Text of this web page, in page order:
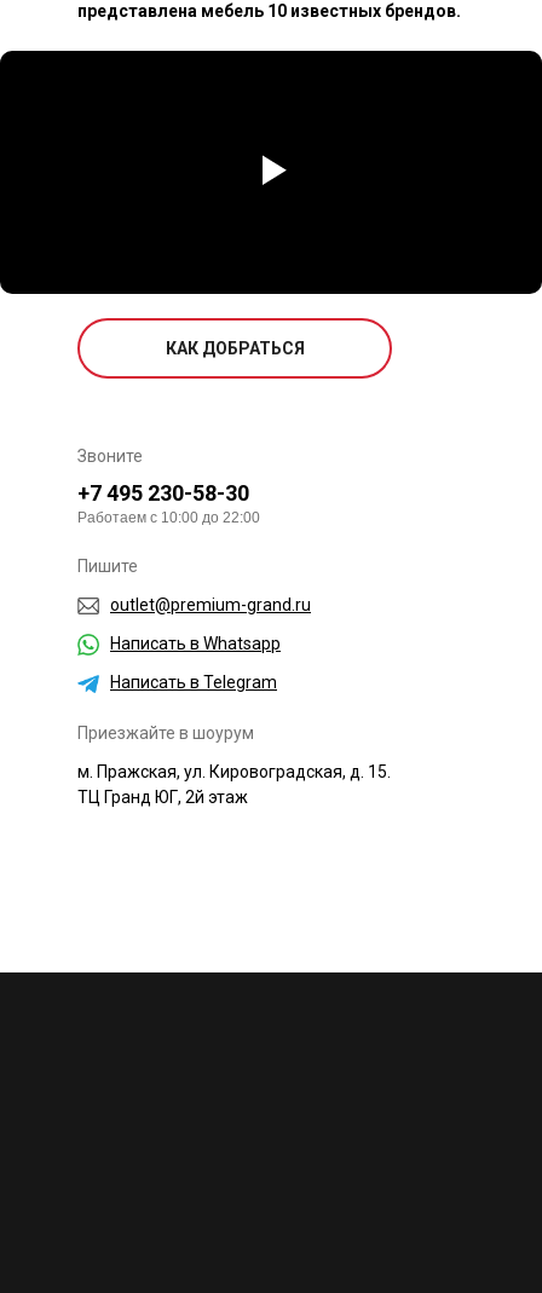
представлена мебель 10 известных брендов.
КАК ДОБРАТЬСЯ
outlet@premium-grand.ru
Написать в Whatsapp
Написать в Telegram
+7 495 230-58-30
Работаем с 10:00 до 22:00
м. Пражская, ул. Кировоградская, д. 15.
ТЦ Гранд ЮГ, 2й этаж
Звоните
Приезжайте в шоурум
Пишите